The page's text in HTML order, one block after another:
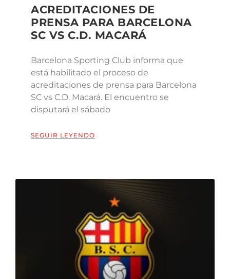
ACREDITACIONES DE
PRENSA PARA BARCELONA
SC VS C.D. MACARÁ
Barcelona Sporting Club informa que
está habilitado el proceso de
acreditaciones de prensa para Barcelona
SC vs C.D. Macará. El encuentro se
disputará el sábado
SEGUIR LEYENDO